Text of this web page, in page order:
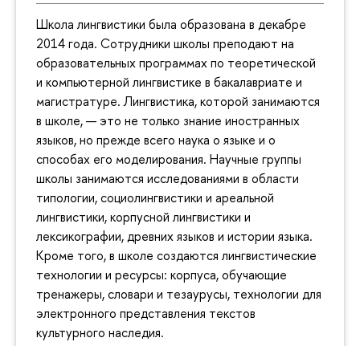
Школа лингвистики была образована в декабре
2014 года. Сотрудники школы преподают на
образовательных программах по теоретической
и компьютерной лингвистике в бакалавриате и
магистратуре. Лингвистика, которой занимаются
в школе, — это не только знание иностранных
языков, но прежде всего наука о языке и о
способах его моделирования. Научные группы
школы занимаются исследованиями в области
типологии, социолингвистики и ареальной
лингвистики, корпусной лингвистики и
лексикографии, древних языков и истории языка.
Кроме того, в школе создаются лингвистические
технологии и ресурсы: корпуса, обучающие
тренажеры, словари и тезаурусы, технологии для
электронного представления текстов
культурного наследия.